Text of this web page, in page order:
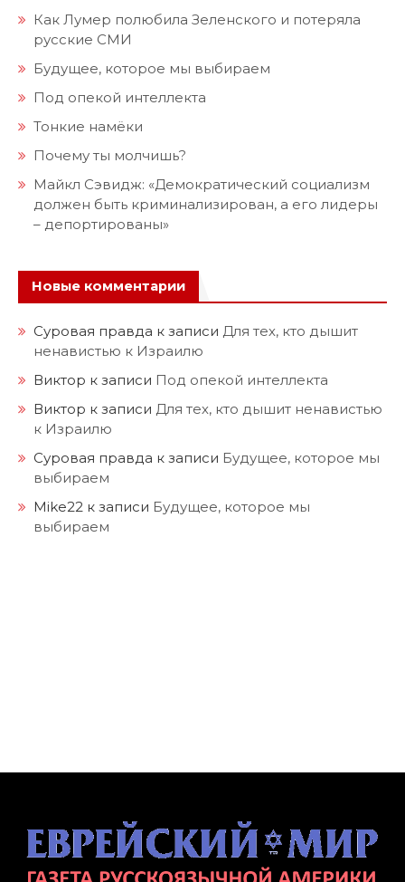
Как Лумер полюбила Зеленского и потеряла
русские СМИ
Будущее, которое мы выбираем
Под опекой интеллекта
Тонкие намёки
Почему ты молчишь?
Майкл Сэвидж: «Демократический социализм
должен быть криминализирован, а его лидеры
– депортированы»
Новые комментарии
Суровая правда к записи Для тех, кто дышит
ненавистью к Израилю
Виктор к записи Под опекой интеллекта
Виктор к записи Для тех, кто дышит ненавистью
к Израилю
Суровая правда к записи Будущее, которое мы
выбираем
Mike22 к записи Будущее, которое мы
выбираем